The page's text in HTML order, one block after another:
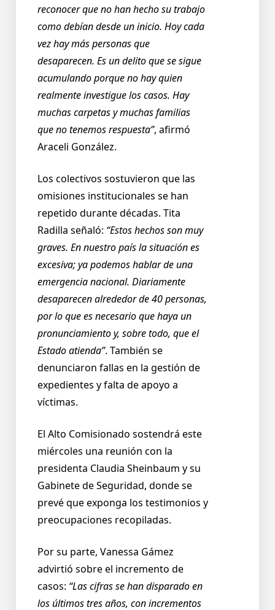
reconocer que no han hecho su trabajo
como debían desde un inicio. Hoy cada
vez hay más personas que
desaparecen. Es un delito que se sigue
acumulando porque no hay quien
realmente investigue los casos. Hay
muchas carpetas y muchas familias
que no tenemos respuesta”, afirmó
Araceli González.
Los colectivos sostuvieron que las
omisiones institucionales se han
repetido durante décadas. Tita
Radilla señaló: “Estos hechos son muy
graves. En nuestro país la situación es
excesiva; ya podemos hablar de una
emergencia nacional. Diariamente
desaparecen alrededor de 40 personas,
por lo que es necesario que haya un
pronunciamiento y, sobre todo, que el
Estado atienda”. También se
denunciaron fallas en la gestión de
expedientes y falta de apoyo a
víctimas.
El Alto Comisionado sostendrá este
miércoles una reunión con la
presidenta Claudia Sheinbaum y su
Gabinete de Seguridad, donde se
prevé que exponga los testimonios y
preocupaciones recopiladas.
Por su parte, Vanessa Gámez
advirtió sobre el incremento de
casos: “Las cifras se han disparado en
los últimos tres años, con incrementos